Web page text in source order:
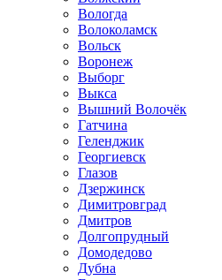
Вологда
Волоколамск
Вольск
Воронеж
Выборг
Выкса
Вышний Волочёк
Гатчина
Геленджик
Георгиевск
Глазов
Дзержинск
Димитровград
Дмитров
Долгопрудный
Домодедово
Дубна